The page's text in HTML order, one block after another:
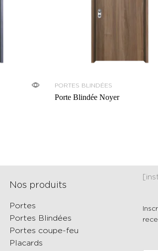
PORTES BLINDÉES
Porte Blindée Noyer
Nos produits
Portes
Portes Blindées
Portes coupe-feu
Placards